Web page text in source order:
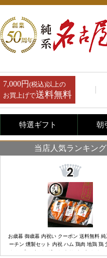
7,000円 (税込)以上の
お買上げで送料無料
特選ギフト 朝
モモ肉
コーチン串（焼き鳥）
当店人気ランキング
敬老の日 内祝い クーポン 送料無料 純系 名
さん 会社 ビジネス 贈り物 20代 30代 40代
代 包装 のし 冷蔵 49
お歳暮 御歳暮 内祝い クーポン 送料無料
ーチン 燻製セット 地域特産品賞受賞店 内
おめでとう お祝い 会社 ビジネス 贈り物 20
代 50代 60代 包装 のし
お歳暮 御歳暮 内祝い クーポン 送料無料 純
ーチン 燻製セット 内祝 ハム 鶏肉 地鶏 鶏
さん プレゼント ギフト ありがとう おめで